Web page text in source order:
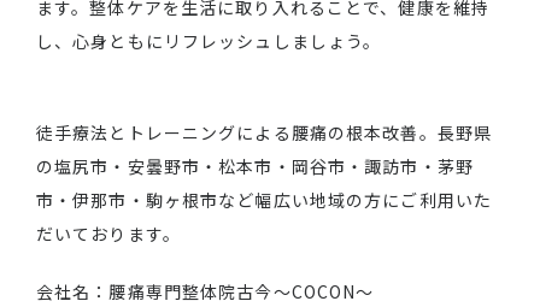
ます。整体ケアを生活に取り入れることで、健康を維持
し、心身ともにリフレッシュしましょう。
徒手療法とトレーニングによる腰痛の根本改善。長野県
の塩尻市・安曇野市・松本市・岡谷市・諏訪市・茅野
市・伊那市・駒ヶ根市など幅広い地域の方にご利用いた
だいております。
会社名：腰痛専門整体院古今～COCON～